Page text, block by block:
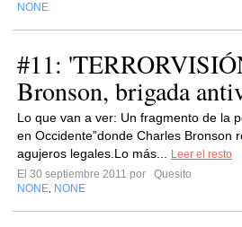
NONE
#11:
Bronson, brigada
Lo que van a ver: Un fragmento de la
en Occidente”donde Charles Bronson
agujeros legales.Lo más...
Leer el resto
El 30 septiembre 2011 por
Quesito
NONE NONE